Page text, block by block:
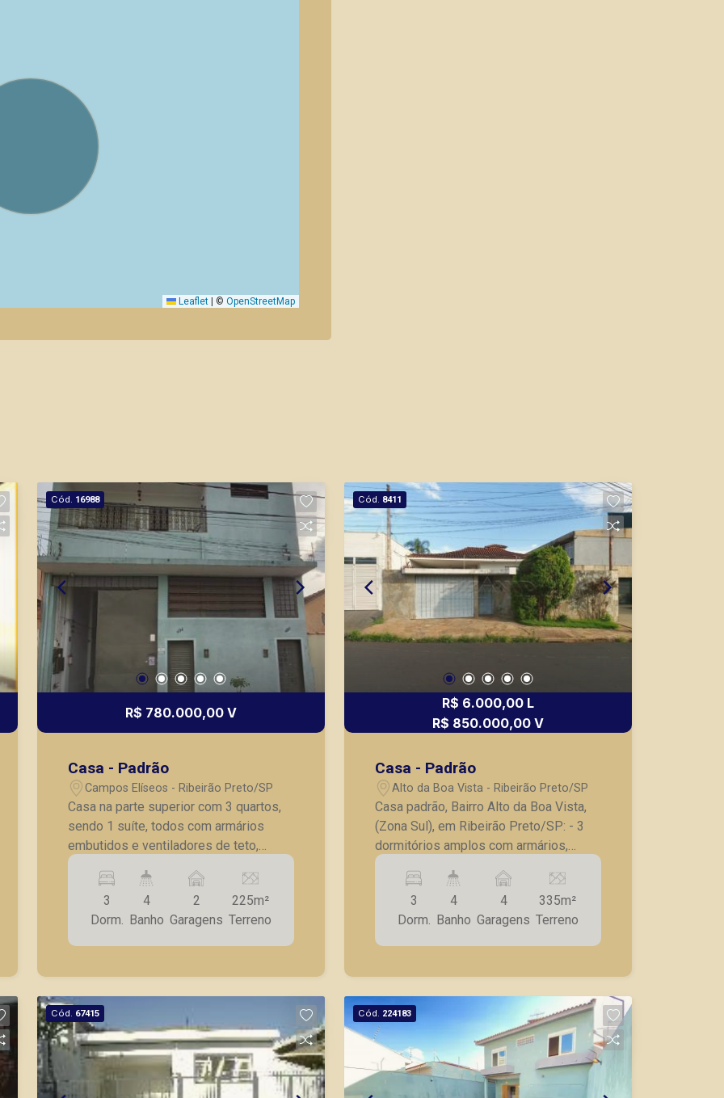
Leaflet © OpenStreetMap
Cód. 16988
R$ 780.000,00 V
Casa - Padrão
Campos Elíseos - Ribeirão Preto/SP
Casa na parte superior com 3 quartos,
sendo 1 suíte, todos com armários
embutidos e ventiladores de teto,
amplo terraço, sala de estar, sala de
jantar, sala de tv, cozinha ampla com
armários planejados, lavanderia ampla
com armários, quintal, sacada, 2 áreas
de ventilação; Salão no térreo com 225
70 m² com banheiro e cozinha, local
funcionava uma empresa há 15 anos,
excelente localização, em avenida de
grande fluxo!
3
Dorm.
4
Banho
2
Garagens
225m²
Terreno
Cód. 8411
R$ 6.000,00 L
R$ 850.000,00 V
Casa - Padrão
Alto da Boa Vista - Ribeirão Preto/SP
Casa padrão, Bairro Alto da Boa Vista,
(Zona Sul), em Ribeirão Preto/SP: - 3
dormitórios amplos com armários,
sendo 1 suíte; - Banheiro social; -
Lavabo; - Hall de entrada; - Sala ampla
para 2 ambientes; - Sala de jantar; -
Cozinha com armários; - Lavanderia
com armários; - Quintal; - Corredor
Banheiro de serviço; - Varanda gourmet
com churrasqueira; - 4 vagas de
garagem. A Piramid tem como objetivo
atender seus clientes com agilidade e
segurança, em locação, vendas de
imóveis prontos, usados ou mesmo
3
Dorm.
4
Banho
4
Garagens
335m²
Terreno
Cód. 67415 Cód. 224183